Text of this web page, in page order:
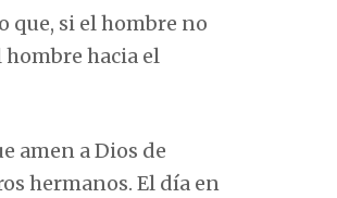
que, si el hombre no
hombre hacia el
amen a Dios de
hermanos. El día en